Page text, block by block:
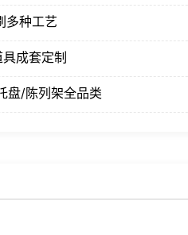
多种工艺
成套定制
盘/陈列架全品类